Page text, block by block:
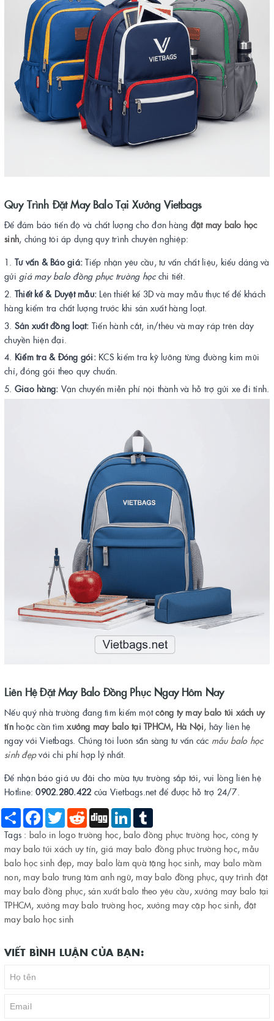
Quy Trình Đặt May Balo Tại Xưởng Vietbags
Để đảm bảo tiến độ và chất lượng cho đơn hàng đặt may balo học
sinh, chúng tôi áp dụng quy trình chuyên nghiệp:
Tư vấn & Báo giá: Tiếp nhận yêu cầu, tư vấn chất liệu, kiểu dáng và
gửi giá may balo đồng phục trường họcchi tiết.
Thiết kế & Duyệt mẫu: Lên thiết kế 3D và may mẫu thực tế để khách
hàng kiểm tra chất lượng trước khi sản xuất hàng loạt.
Sản xuất đồng loạt: Tiến hành cắt, in/thêu và may ráp trên dây
chuyền hiện đại.
Kiểm tra & Đóng gói:KCS kiểm tra kỹ lưỡng từng đường kim mũi
chỉ, đóng gói theo quy chuẩn.
Giao hàng: Vận chuyển miễn phí nội thành và hỗ trợ gửi xe đi tỉnh.
Liên Hệ Đặt May Balo Đồng Phục Ngay Hôm Nay
Nếu quý nhà trường đang tìm kiếm mộtcông ty may balo túi xách uy
tínhoặc cần tìmxưởng may balo tại TPHCM, Hà Nội, hãy liên hệ
ngay với Vietbags. Chúng tôi luôn sẵn sàng tư vấn các mẫu balo học
sinh đẹp với chi phí hợp lý nhất.
Để nhận báo giá ưu đãi cho mùa tựu trường sắp tới, vui lòng liên hệ
Hotline:0902.280.422 của Vietbags.net để được hỗ trợ 24/7.
Share Facebook
Twitter Reddit Digg LinkedIn
Tags : balo in logo trường học, balo đồng phục trường học, công ty
may balo túi xách uy tín, giá may balo đồng phục trường học,mẫu
balo học sinh đẹp, may balo làm quà tặng học sinh, may balo mầm
non,may balo trung tâm anh ngữ,may balo đồng phục,quy trình đặt
may balo đồng phục, sản xuất balo theo yêu cầu, xưởng may balo tại
TPHCM, xưởng may balo trường học, xưởng may cặp học sinh, đặt
may balo học sinh
VIẾT BÌNH LUẬN CỦA BẠN: